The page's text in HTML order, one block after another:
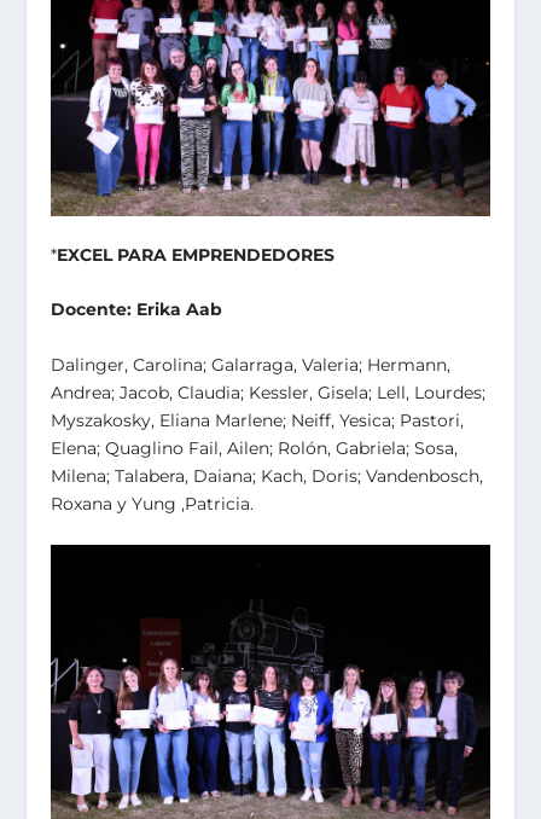
*EXCEL PARA EMPRENDEDORES
Docente: Erika Aab
Dalinger, Carolina; Galarraga, Valeria; Hermann,
Andrea; Jacob, Claudia; Kessler, Gisela; Lell, Lourdes;
Myszakosky, Eliana Marlene; Neiff, Yesica; Pastori,
Elena; Quaglino Fail, Ailen; Rolón, Gabriela; Sosa,
Milena; Talabera, Daiana; Kach, Doris; Vandenbosch,
Roxana y Yung ,Patricia.